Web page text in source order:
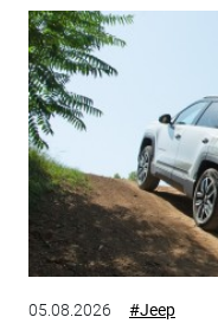
05.08.2026 #Jeep